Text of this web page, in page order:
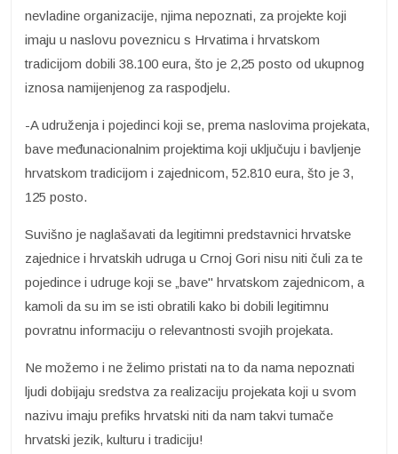
nevladine organizacije, njima nepoznati, za projekte koji
imaju u naslovu poveznicu s Hrvatima i hrvatskom
tradicijom dobili 38.100 eura, što je 2,25 posto od ukupnog
iznosa namijenjenog za raspodjelu.
-A udruženja i pojedinci koji se, prema naslovima projekata,
bave međunacionalnim projektima koji uključuju i bavljenje
hrvatskom tradicijom i zajednicom, 52.810 eura, što je 3,
125 posto.
Suvišno je naglašavati da legitimni predstavnici hrvatske
zajednice i hrvatskih udruga u Crnoj Gori nisu niti čuli za te
pojedince i udruge koji se „bave'' hrvatskom zajednicom, a
kamoli da su im se isti obratili kako bi dobili legitimnu
povratnu informaciju o relevantnosti svojih projekata.
Ne možemo i ne želimo pristati na to da nama nepoznati
ljudi dobijaju sredstva za realizaciju projekata koji u svom
nazivu imaju prefiks hrvatski niti da nam takvi tumače
hrvatski jezik, kulturu i tradiciju!